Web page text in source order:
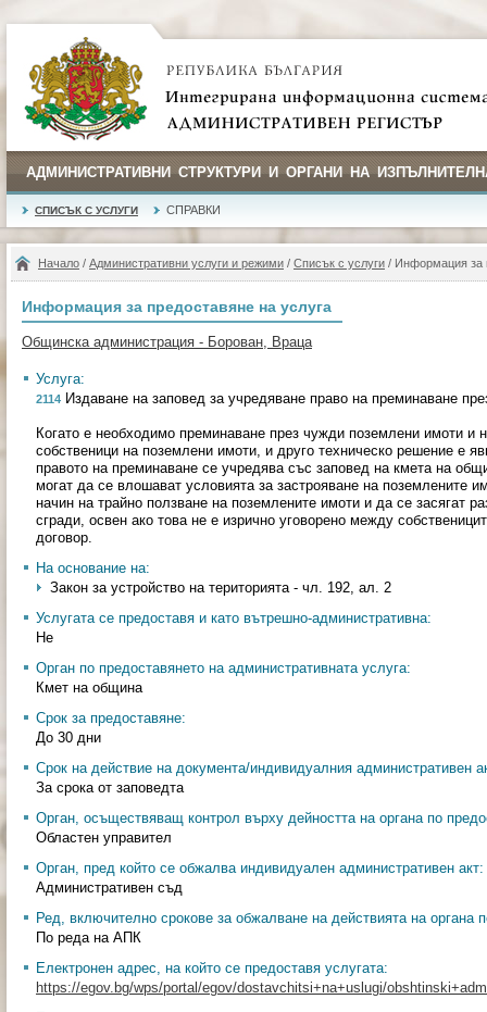
АДМИНИСТРАТИВНИ СТРУКТУРИ И ОРГАНИ НА
СПИСЪК С УСЛУГИ СПРАВКИ
Начало / Административни услуги и режими / Списък с услуги / Информация за
Информация за предоставяне на услуга
Общинска администрация - Борован, Враца
Услуга:
2114 Издаване на заповед за учредяване право на преминаване
Когато е необходимо преминаване през чужди поземлени имоти и
собственици на поземлени имоти, и друго техническо решение е
правото на преминаване се учредява със заповед на кмета на
могат да се влошават условията за застрояване на поземлените
начин на трайно ползване на поземлените имоти и да се засягат
сгради, освен ако това не е изрично уговорено между
договор.
На основание на:
Закон за устройство на територията - чл. 192, ал. 2
Услугата се предоставя и като вътрешно-административна:
Не
Орган по предоставянето на административната услуга:
Кмет на община
Срок за предоставяне:
До 30 дни
Срок на действие на документа/индивидуалния административен
За срока от заповедта
Орган, осъществяващ контрол върху дейността на органа по
Областен управител
Орган, пред който се обжалва индивидуален административен акт:
Административен съд
Ред, включително срокове за обжалване на действията на органа
По реда на АПК
Електронен адрес, на който се предоставя услугата:
https://egov.bg/wps/portal/egov/dostavchitsi+na+uslugi/